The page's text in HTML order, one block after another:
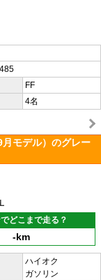
FF
4名
モデル）のグレー
どこまで走る？
-km
ハイオク
ガソリン